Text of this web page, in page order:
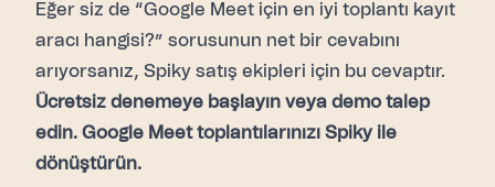
Eğer siz de “Google Meet için en iyi toplantı kayıt
aracı hangisi?” sorusunun net bir cevabını
arıyorsanız, Spiky satış ekipleri için bu cevaptır.
Ücretsiz denemeye başlayın veya demo talep
edin. Google Meet toplantılarınızı Spiky ile
dönüştürün.